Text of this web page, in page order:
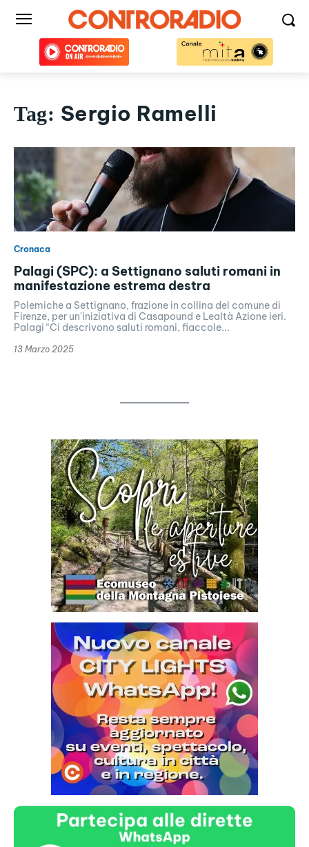
Tag: Sergio Ramelli
Cronaca
Palagi (SPC): a Settignano saluti romani in
manifestazione estrema destra
Polemiche a Settignano, frazione in collina del comune di
Firenze, per un'iniziativa di Casapound e Lealtà Azione ieri.
Palagi “Ci descrivono saluti romani, fiaccole...
13 Marzo 2025